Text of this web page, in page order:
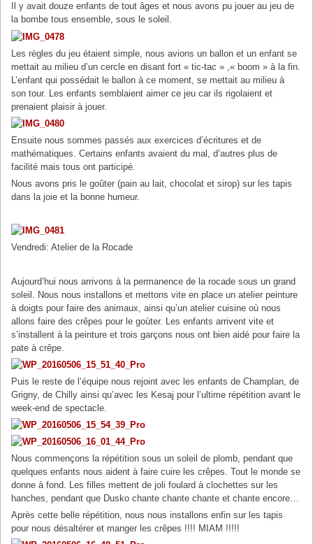
Il y avait douze enfants de tout âges et nous avons pu jouer au jeu de
la bombe tous ensemble, sous le soleil.
Les règles du jeu étaient simple, nous avions un ballon et un enfant se
mettait au milieu d’un cercle en disant fort « tic-tac » ,« boom » à la fin.
L’enfant qui possédait le ballon à ce moment, se mettait au milieu à
son tour. Les enfants semblaient aimer ce jeu car ils rigolaient et
prenaient plaisir à jouer.
Ensuite nous sommes passés aux exercices d’écritures et de
mathématiques. Certains enfants avaient du mal, d’autres plus de
facilité mais tous ont participé.
Nous avons pris le goûter (pain au lait, chocolat et sirop) sur les tapis
dans la joie et la bonne humeur.
Vendredi: Atelier de la Rocade
Aujourd’hui nous arrivons à la permanence de la rocade sous un grand
soleil. Nous nous installons et mettons vite en place un atelier peinture
à doigts pour faire des animaux, ainsi qu’un atelier cuisine où nous
allons faire des crêpes pour le goùter. Les enfants arrivent vite et
s’installent à la peinture et trois garçons nous ont bien aidé pour faire la
pate à crêpe.
Puis le reste de l’équipe nous rejoint avec les enfants de Champlan, de
Grigny, de Chilly ainsi qu’avec les Kesaj pour l’ultime répétition avant le
week-end de spectacle.
Nous commençons la répétition sous un soleil de plomb, pendant que
quelques enfants nous aident à faire cuire les crêpes. Tout le monde se
donne à fond. Les filles mettent de joli foulard à clochettes sur les
hanches, pendant que Dusko chante chante chante et chante encore…
Après cette belle répétition, nous nous installons enfin sur les tapis
pour nous désaltérer et manger les crêpes !!!! MIAM !!!!!